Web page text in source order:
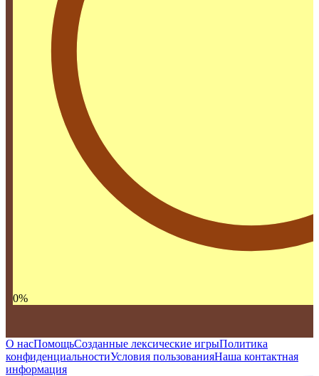
0%
О насПомощьСозданные лексические игрыПолитика
конфиденциальностиУсловия пользованияНаша контактная
информация